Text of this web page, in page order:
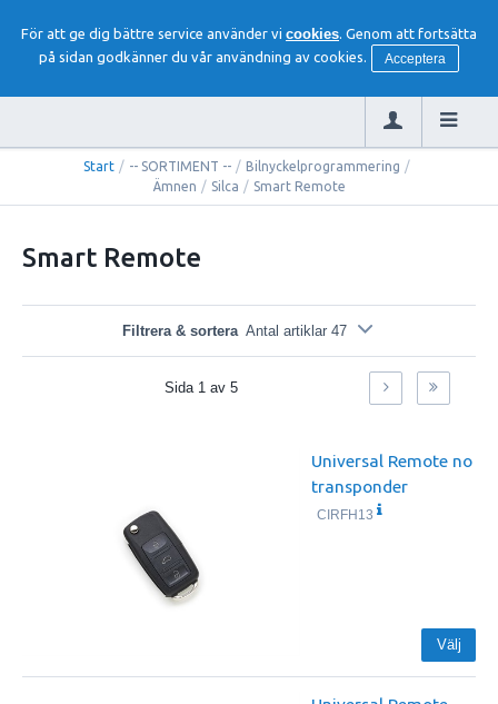
För att ge dig bättre service använder vi cookies. Genom att fortsätta
på sidan godkänner du vår användning av cookies.
Acceptera
Start / -- SORTIMENT -- / Bilnyckelprogrammering /
Ämnen / Silca / Smart Remote
Smart Remote
Filtrera & sortera Antal artiklar 47
Sida 1 av 5
Universal Remote no
transponder
CIRFH13
Välj